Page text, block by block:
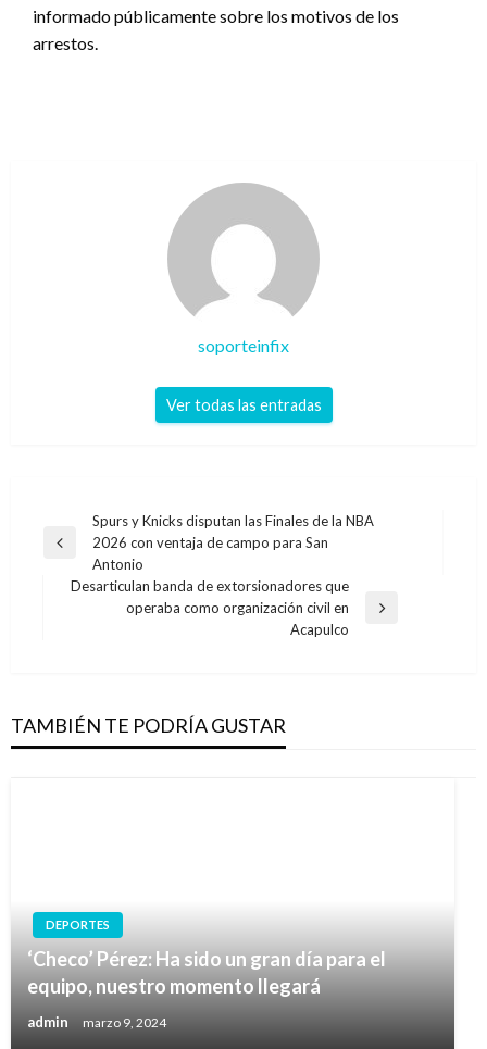
informado públicamente sobre los motivos de los
arrestos.
soporteinfix
Ver todas las entradas
Navegación
de
entradas
Entrada
anterior
Spurs y Knicks disputan las Finales de la NBA
2026 con ventaja de campo para San
Antonio
Desarticulan banda de extorsionadores que
operaba como organización civil en
Acapulco
TAMBIÉN TE PODRÍA GUSTAR
DEPORTES
‘Checo’ Pérez: Ha sido un gran día para el
equipo, nuestro momento llegará
admin marzo 9, 2024